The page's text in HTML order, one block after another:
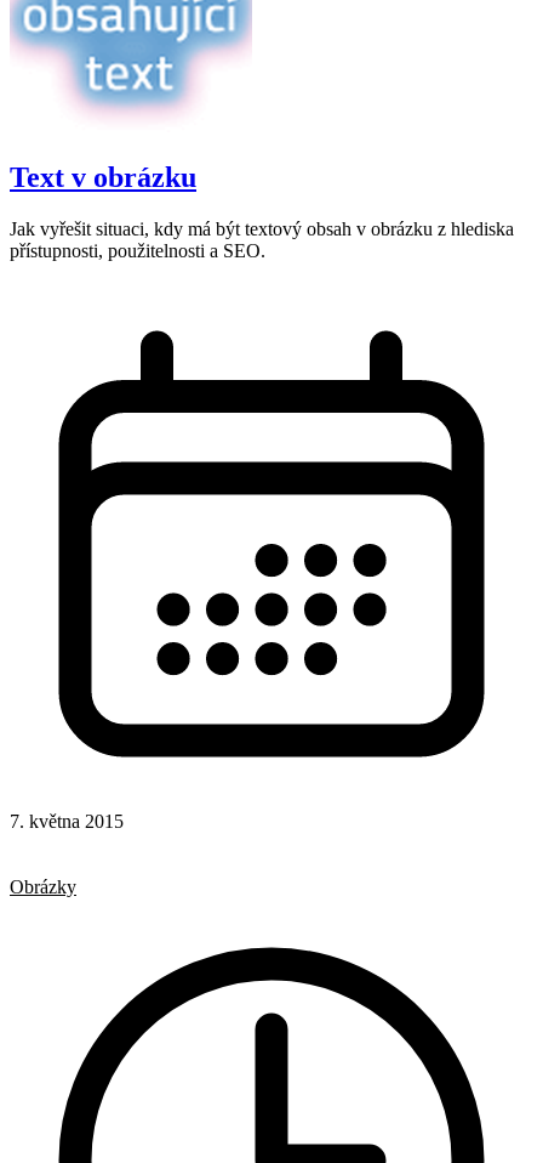
Text v obrázku
Jak vyřešit situaci, kdy má být textový obsah v obrázku z hlediska
přístupnosti, použitelnosti a SEO.
7. května 2015
Obrázky